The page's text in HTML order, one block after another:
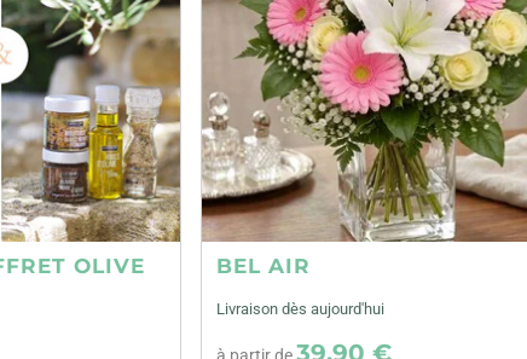
OLIVE BEL AIR
Livraison dès aujourd'hui
39,90 €